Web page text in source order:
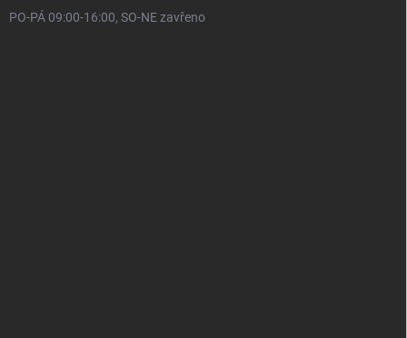
PO-PÁ 09:00-16:00, SO-NE zavřeno